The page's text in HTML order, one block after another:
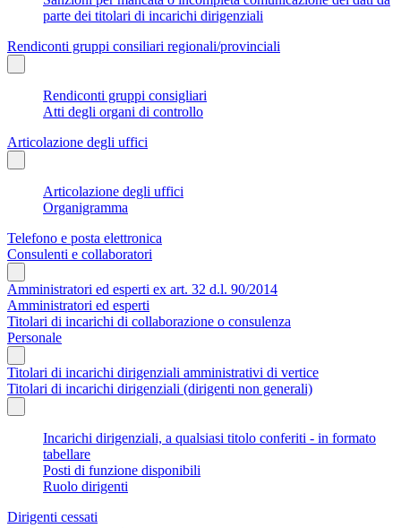
parte dei titolari di incarichi dirigenziali
Rendiconti gruppi consiliari regionali/provinciali
Rendiconti gruppi consigliari
Atti degli organi di controllo
Articolazione degli uffici
Articolazione degli uffici
Organigramma
Telefono e posta elettronica
Consulenti e collaboratori
Amministratori ed esperti ex art. 32 d.l. 90/2014
Amministratori ed esperti
Titolari di incarichi di collaborazione o consulenza
Personale
Titolari di incarichi dirigenziali amministrativi di vertice
Titolari di incarichi dirigenziali (dirigenti non generali)
Incarichi dirigenziali, a qualsiasi titolo conferiti - in formato
tabellare
Posti di funzione disponibili
Ruolo dirigenti
Dirigenti cessati